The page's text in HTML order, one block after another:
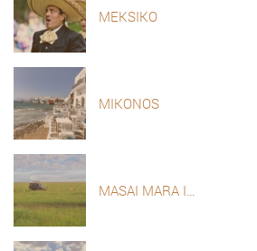
MEKSIKO
MIKONOS
MASAI MARA I…